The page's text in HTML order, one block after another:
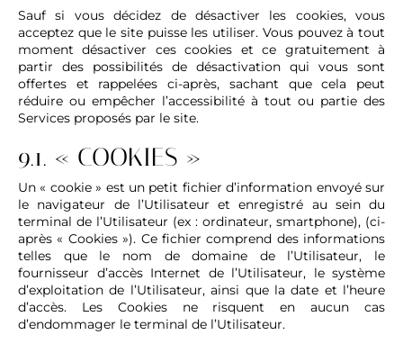
Sauf si vous décidez de désactiver les cookies, vous
acceptez que le site puisse les utiliser. Vous pouvez à tout
moment désactiver ces cookies et ce gratuitement à
partir des possibilités de désactivation qui vous sont
offertes et rappelées ci-après, sachant que cela peut
réduire ou empêcher l’accessibilité à tout ou partie des
Services proposés par le site.
9.1. « COOKIES »
Un « cookie » est un petit fichier d’information envoyé sur
le navigateur de l’Utilisateur et enregistré au sein du
terminal de l’Utilisateur (ex : ordinateur, smartphone), (ci-
après « Cookies »). Ce fichier comprend des informations
telles que le nom de domaine de l’Utilisateur, le
fournisseur d’accès Internet de l’Utilisateur, le système
d’exploitation de l’Utilisateur, ainsi que la date et l’heure
d’accès. Les Cookies ne risquent en aucun cas
d’endommager le terminal de l’Utilisateur.